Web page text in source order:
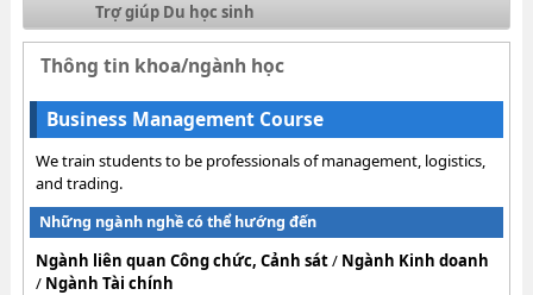
Trợ giúp Du học sinh
Thông tin khoa/ngành học
Business Management Course
We train students to be professionals of management, logistics,
and trading.
Những ngành nghề có thể hướng đến
Ngành liên quan Công chức, Cảnh sát/ Ngành Kinh doanh
/ Ngành Tài chính